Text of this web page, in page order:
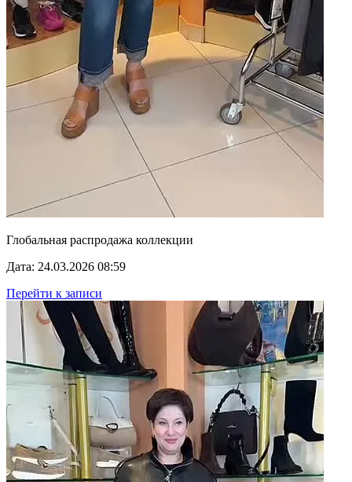
Глобальная распродажа коллекции
Дата: 24.03.2026 08:59
Перейти к записи